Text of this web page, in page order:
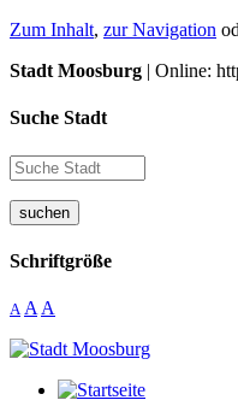
Zum Inhalt, zur Navigation
Stadt Moosburg | Online:
Suche Stadt
suchen
Schriftgröße
A A A